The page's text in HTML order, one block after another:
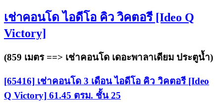
เช่าคอนโด ไอดีโอ คิว วิคตอรี [Ideo Q
Victory]
(859 เมตร ==> เช่าคอนโด เดอะพาลาเดียม ประตูน้ำ)
[65416] เช่าคอนโด 3 เดือน ไอดีโอ คิว วิคตอรี [Ideo
Q Victory] 61.45 ตรม. ชั้น 25